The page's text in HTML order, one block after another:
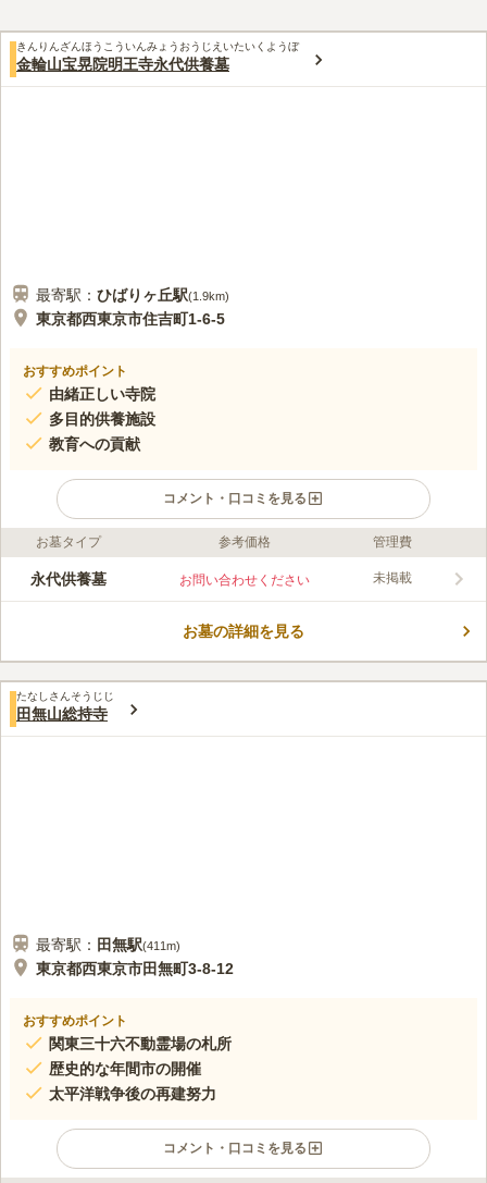
くことがあまりないためほとんど利用していません。自然環境としては悪
くないとおもいます。
きんりんざんほうこういんみょうおうじえいたいくようぼ
金輪山宝晃院明王寺永代供養墓
最寄駅： ひばりヶ丘駅(1.9km)
東京都西東京市住吉町1-6-5
おすすめポイント
由緒正しい寺院
多目的供養施設
教育への貢献
コメント・口コミを見る
口コミ評価
この霊園はまだ誰からも評価されていません。
お墓タイプ 参考価格 管理費
永代供養墓 お問い合わせください 未掲載
お墓の詳細を見る
たなしさんそうじじ
田無山総持寺
最寄駅： 田無駅(411m)
東京都西東京市田無町3-8-12
おすすめポイント
関東三十六不動霊場の札所
歴史的な年間市の開催
太平洋戦争後の再建努力
コメント・口コミを見る